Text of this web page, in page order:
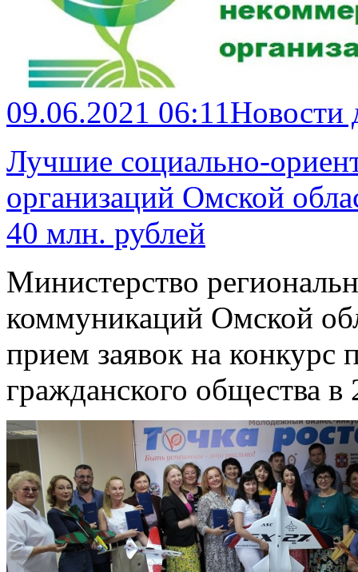
09.06.2021 06:11
Лучшие социально-
организаций Омской
40 млн. рублей
Министерство
коммуникаций Омской
прием заявок на конкурс
гражданского общества в